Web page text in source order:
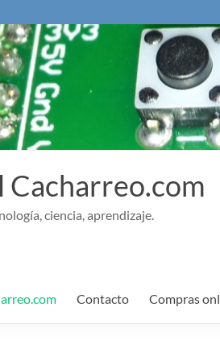
Cacharreo.com
ciencia, aprendizaje.
Contacto Compras